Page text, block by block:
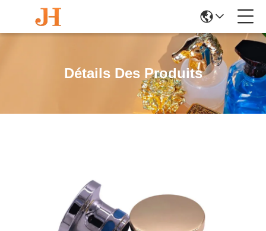
Détails Des Produits